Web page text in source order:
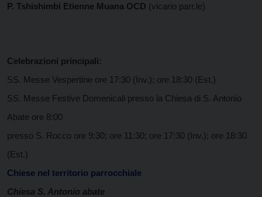
P. Tshishimbi Etienne Muana OCD (vicario parr.le)
Celebrazioni principali:
SS. Messe Vespertine ore 17:30 (Inv.); ore 18:30 (Est.)
SS. Messe Festive Domenicali presso la Chiesa di S. Antonio
Abate ore 8:00
presso S. Rocco ore 9:30; ore 11:30; ore 17:30 (Inv.); ore 18:30
(Est.)
Chiese nel territorio parrocchiale
Chiesa S. Antonio abate